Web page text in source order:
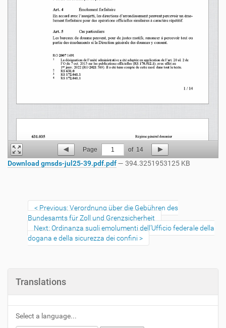
Page 1 of 14
Download gmsds-jul25-39.pdf.pdf— 394.3251953125 KB
Previous: Verordnung über die Gebühren des
Bundesamts für Zoll und Grenzsicherheit
Next: Ordinanza sugli emolumenti dell’Ufficio federale della
dogana e della sicurezza dei confini
Translations
Select a language...